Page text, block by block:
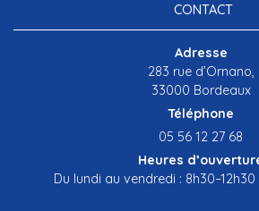
CONTACT
Adresse
283 rue d’Ornano,
33000 Bordeaux
Téléphone
05 56 12 27 68
Heures
Du lundi au vendredi : 8h30–12h30